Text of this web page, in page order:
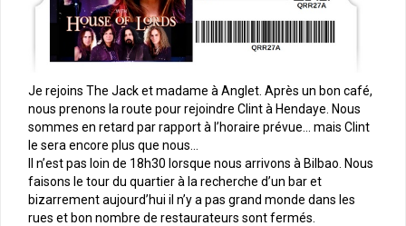
Je rejoins The Jack et madame à Anglet. Après un bon café,
nous prenons la route pour rejoindre Clint à Hendaye. Nous
sommes en retard par rapport à l’horaire prévue… mais Clint
le sera encore plus que nous…
Il n’est pas loin de 18h30 lorsque nous arrivons à Bilbao. Nous
faisons le tour du quartier à la recherche d’un bar et
bizarrement aujourd’hui il n’y a pas grand monde dans les
rues et bon nombre de restaurateurs sont fermés.